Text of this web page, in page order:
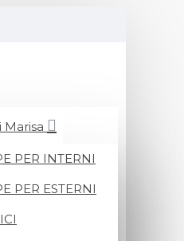
PER INTERNI
PER ESTERNI